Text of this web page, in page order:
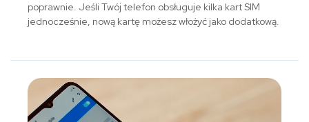
poprawnie. Jeśli Twój telefon obsługuje kilka kart SIM
jednocześnie, nową kartę możesz włożyć jako dodatkową.